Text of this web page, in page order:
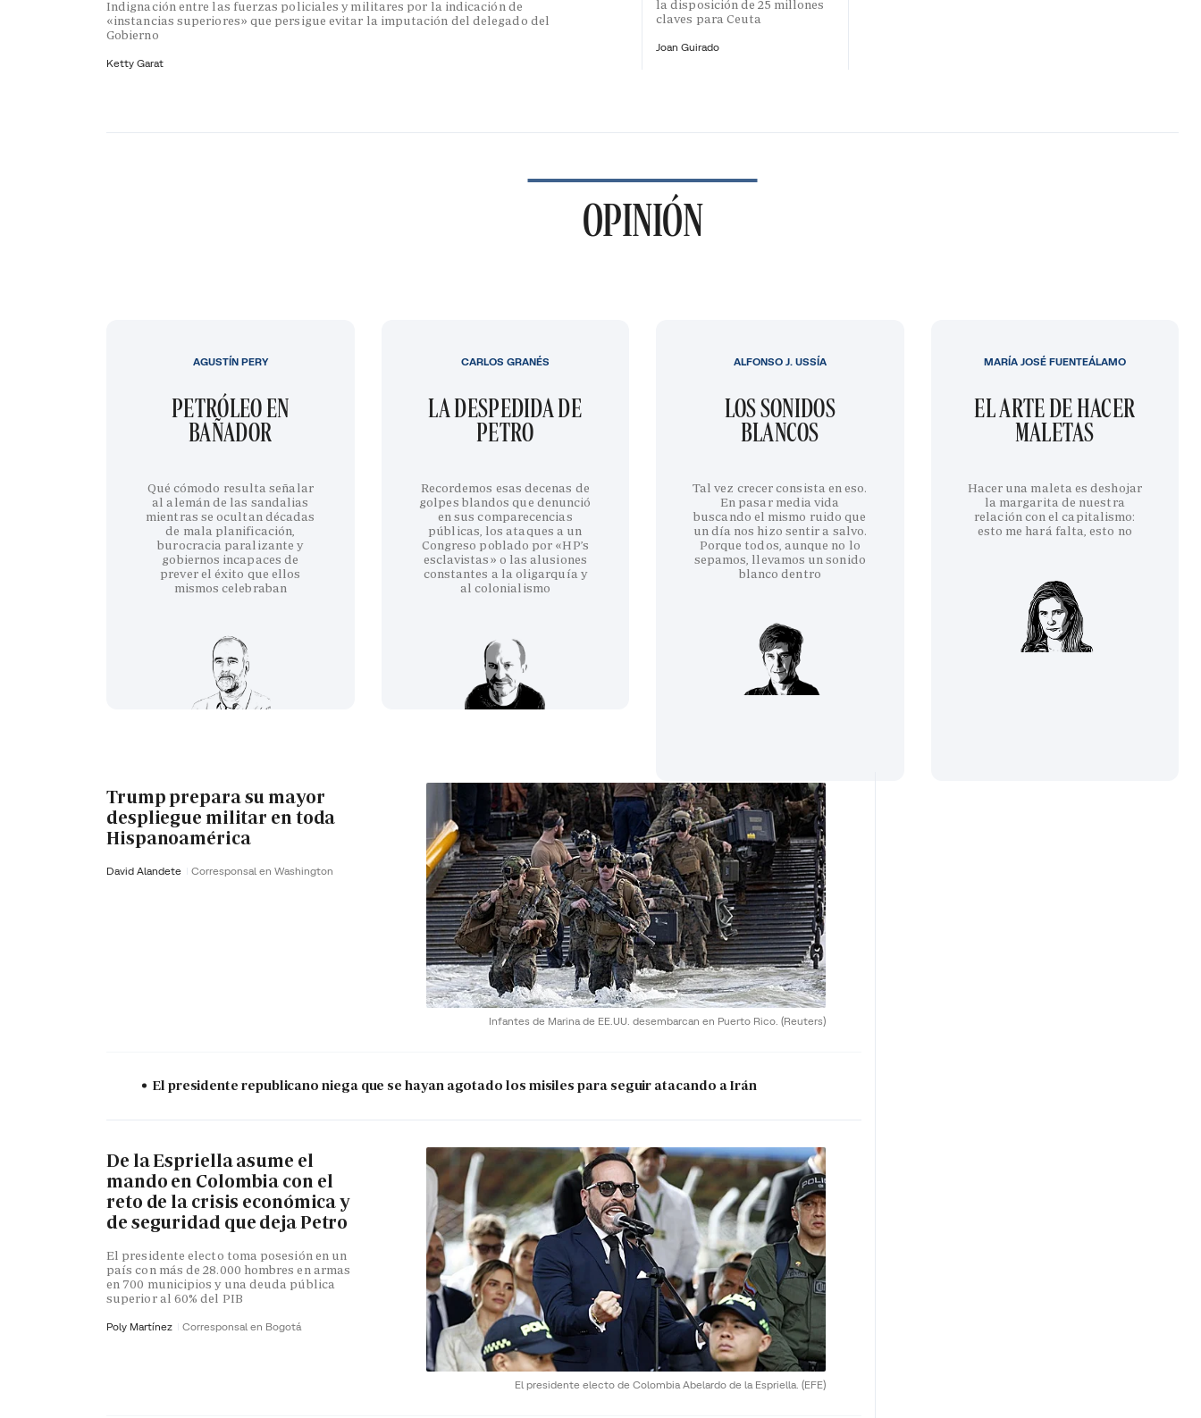
Indignación entre las fuerzas policiales y militares por la indicación de
«instancias superiores» que persigue evitar la imputación del delegado del
Gobierno
Ketty Garat
la disposición de 25 millones
claves para Ceuta
Joan Guirado
OPINIÓN
PETRÓLEO EN
BAÑADOR
Qué cómodo resulta señalar
al alemán de las sandalias
mientras se ocultan décadas
de mala planificación,
burocracia paralizante y
gobiernos incapaces de
prever el éxito que ellos
mismos celebraban
AGUSTÍN PERY
LA DESPEDIDA DE
PETRO
Recordemos esas decenas de
golpes blandos que denunció
en sus comparecencias
públicas, los ataques a un
Congreso poblado por «HP’s
esclavistas» o las alusiones
constantes a la oligarquía y
al colonialismo
CARLOS GRANÉS
LOS SONIDOS
BLANCOS
Tal vez crecer consista en eso.
En pasar media vida
buscando el mismo ruido que
un día nos hizo sentir a salvo.
Porque todos, aunque no lo
sepamos, llevamos un sonido
blanco dentro
ALFONSO J. USSÍA
EL ARTE DE HACER
MALETAS
Hacer una maleta es deshojar
la margarita de nuestra
relación con el capitalismo:
esto me hará falta, esto no
MARÍA JOSÉ FUENTEÁLAMO
Infantes de Marina de EE.UU. desembarcan en Puerto Rico. (Reuters)
Trump prepara su mayor
despliegue militar en toda
Hispanoamérica
David Alandete Corresponsal en Washington
El presidente republicano niega que se hayan agotado los misiles para seguir atacando a Irán
El presidente electo de Colombia Abelardo de la Espriella. (EFE)
De la Espriella asume el
mando en Colombia con el
reto de la crisis económica y
de seguridad que deja Petro
El presidente electo toma posesión en un
país con más de 28.000 hombres en armas
en 700 municipios y una deuda pública
superior al 60% del PIB
Poly Martínez Corresponsal en Bogotá